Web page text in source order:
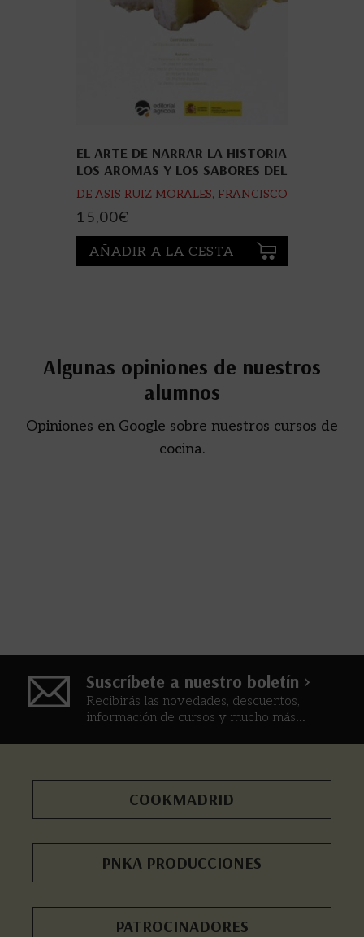
EL ARTE DE NARRAR LA HISTORIA
LOS AROMAS Y LOS SABORES DEL
QUESO
DE ASIS RUIZ MORALES, FRANCISCO
; CASTEL GENIS, JOSE Mº ; FRESNO
RUBINO
15,00€
AÑADIR A LA CESTA
Algunas opiniones de nuestros
alumnos
Opiniones en Google sobre nuestros cursos de
cocina.
Suscríbete a nuestro boletín >
Recibirás las novedades, descuentos,
información de cursos y mucho más...
COOKMADRID
PNKA PRODUCCIONES
PATROCINADORES